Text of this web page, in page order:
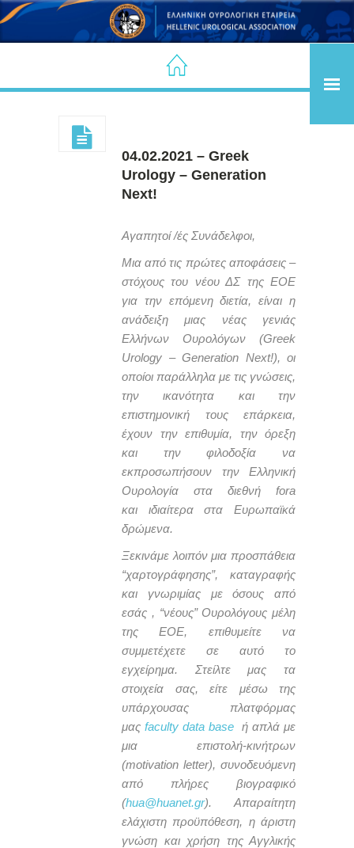
04.02.2021 – Greek
Urology – Generation
Next!
Αγαπητοί /ές Συνάδελφοι,
Μια από τις πρώτες αποφάσεις –
στόχους του νέου ΔΣ της ΕΟΕ
για την επόμενη διετία, είναι η
ανάδειξη μιας νέας γενιάς
Ελλήνων Ουρολόγων (Greek
Urology – Generation Next!), oι
οποίοι παράλληλα με τις γνώσεις,
την ικανότητα και την
επιστημονική τους επάρκεια,
έχουν την επιθυμία, την όρεξη
και την φιλοδοξία να
εκπροσωπήσουν την Ελληνική
Ουρολογία στα διεθνή fora
και ιδιαίτερα στα Ευρωπαϊκά
δρώμενα.
Ξεκινάμε λοιπόν μια προσπάθεια
“χαρτογράφησης”, καταγραφής
και γνωριμίας με όσους από
εσάς , “νέους” Ουρολόγους μέλη
της ΕΟΕ, επιθυμείτε να
συμμετέχετε σε αυτό το
εγχείρημα. Στείλτε μας τα
στοιχεία σας, είτε μέσω της
υπάρχουσας πλατφόρμας
μας faculty data base ή απλά με
μια επιστολή-κινήτρων
(motivation letter), συνοδευόμενη
από πλήρες βιογραφικό
(hua@huanet.gr). Απαραίτητη
ελάχιστη προϋπόθεση, η άριστη
γνώση και χρήση της Αγγλικής